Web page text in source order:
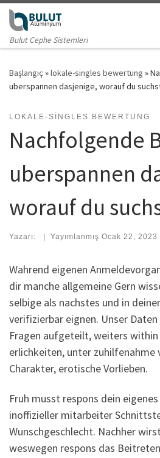
Skip to content
Bulut Cephe Sistemleri
Başlangıç »lokale-singles bewertung »
uberspannen dasjenige, worauf du
LOKALE-SINGLES BEWERTUNG
Nachfolgende
uberspannen
worauf du
Yazarı: | Yayımlanmış Ocak 22, 2023
Wahrend eigenen
dir manche allgemeine Gern
selbige als nachstes und in
verifizierbar eignen. Unser
Fragen aufgeteilt, weiters within
erlichkeiten, unter zuhilfenahme
Charakter, erotische Vorlieben.
Fruh musst respons dein
inoffizieller mitarbeiter
Wunschgeschlecht. Nachher
weswegen respons das